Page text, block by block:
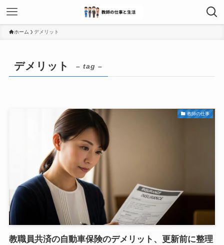
ホーム デメリット
デメリット – tag –
教師の仕事
教職員共済の自動車保険のデメリット、更新前に整理